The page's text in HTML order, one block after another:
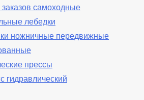
самоходные
лебедки
ножничные передвижные
прессы
гидравлический